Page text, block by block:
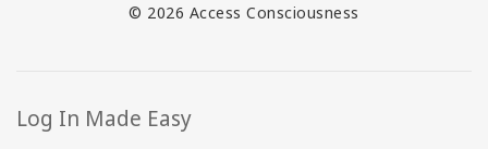
© 2026 Access Consciousness
Log In Made Easy